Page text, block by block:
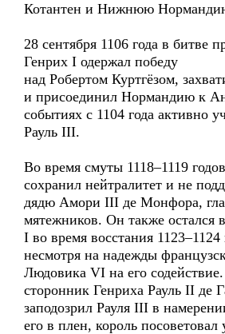
Котантен и Нижнюю
28 сентября 1106 года в битве
Генрих I одержал победу
над Робертом Куртгёзом,
и присоединил Нормандию к
событиях с 1104 года активно
Рауль III.
Во время смуты 1118–1119
сохранил нейтралитет и не
дядю Амори III де Монфора,
мятежников. Он также остался
I во время восстания 1123–1124
несмотря на надежды
Людовика VI на его
сторонник Генриха Рауль II де
заподозрил Рауля III в
его в плен, король посоветовал